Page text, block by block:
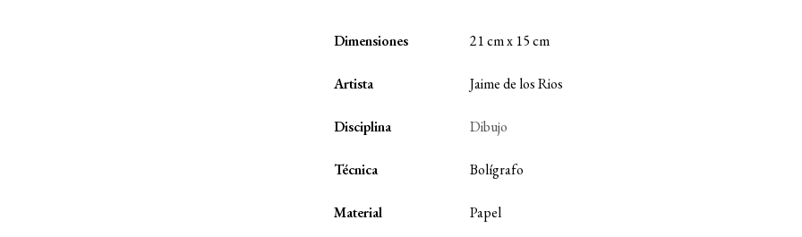
Dimensiones 21 cm x 15 cm
Artista Jaime de los Rios
Disciplina Dibujo
Técnica Bolígrafo
Material Papel